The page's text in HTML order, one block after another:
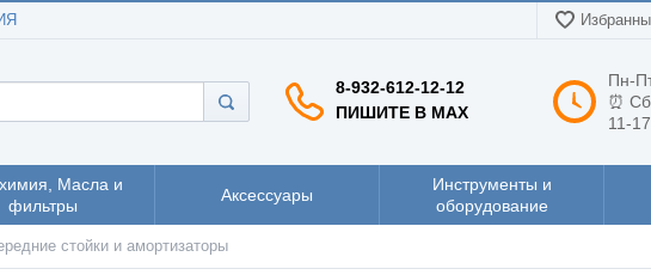
8-932-612-12-12
ПИШИТЕ В MAX
Пн-
⏰
11-17
Масла и
фильтры
Аксессуары
Инструменты и
оборудование
стойки и амортизаторы